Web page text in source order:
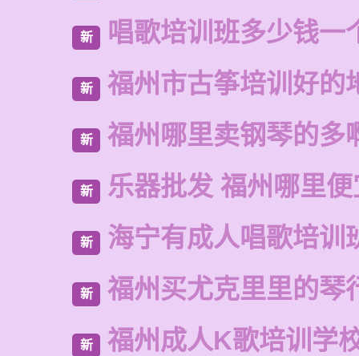
新 唱歌培训班多少钱一
新 福州市古筝培训好的
新 福州哪里卖钢琴的多
新 乐器批发 福州哪里
新 海宁有成人唱歌培训
新 福州买尤克里里的琴
新 福州成人K歌培训学